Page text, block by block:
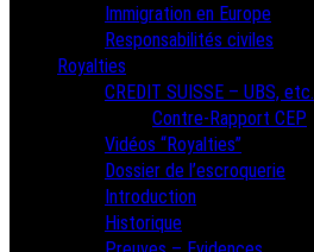
Immigration en Europe
Responsabilités civiles
Royalties
CREDIT SUISSE – UBS, etc.
Contre-Rapport CEP
Vidéos “Royalties”
Dossier de l’escroquerie
Introduction
Historique